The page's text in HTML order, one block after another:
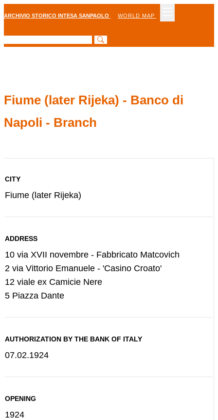
ARCHIVIO STORICO INTESA SANPAOLO WORLD MAP
Fiume (later Rijeka) - Banco di
Napoli - Branch
CITY
Fiume (later Rijeka)
ADDRESS
10 via XVII novembre - Fabbricato Matcovich
2 via Vittorio Emanuele - 'Casino Croato'
12 viale ex Camicie Nere
5 Piazza Dante
AUTHORIZATION BY THE BANK OF ITALY
07.02.1924
OPENING
1924